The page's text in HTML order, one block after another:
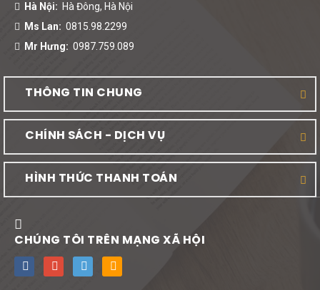
Hà Nội: Hà Đông, Hà Nội
Ms Lan: 0815.98.2299
Mr Hưng: 0987.759.089
THÔNG TIN CHUNG
CHÍNH SÁCH - DỊCH VỤ
HÌNH THỨC THANH TOÁN
CHÚNG TÔI TRÊN MẠNG XÃ HỘI